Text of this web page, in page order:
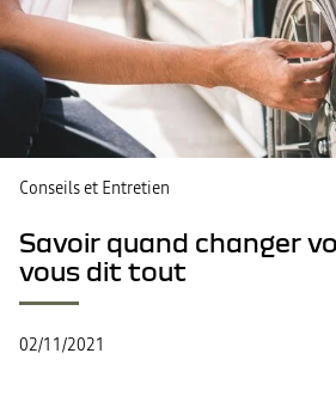
Conseils et Entretien
Savoir quand changer
vous dit tout
02/11/2021